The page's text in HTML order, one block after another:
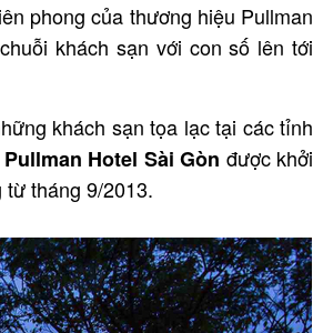
phong của thương hiệu Pullman
khách sạn với con số lên tới
khách sạn tọa lạc tại các tỉnh
Pullman Hotel Sài Gòn được khởi
tháng 9/2013.